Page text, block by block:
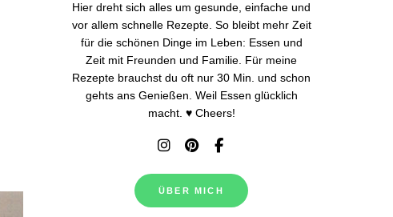
Hier dreht sich alles um gesunde, einfache und
vor allem schnelle Rezepte. So bleibt mehr Zeit
für die schönen Dinge im Leben: Essen und
Zeit mit Freunden und Familie. Für meine
Rezepte brauchst du oft nur 30 Min. und schon
gehts ans Genießen. Weil Essen glücklich
macht. ♥ Cheers!
ÜBER MICH